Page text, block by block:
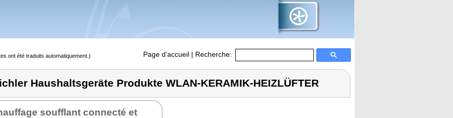
ont été traduits automatiquement.) Page d'accueil | Recherche:
Haushaltsgeräte Produkte WLAN-KERAMIK-HEIZLÜFTER
soufflant connecté et